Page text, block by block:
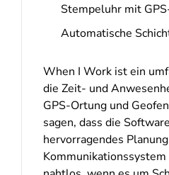
Stempeluhr mit
Automatische
When I Work ist ein
die Zeit- und
GPS-Ortung und
sagen, dass die
hervorragendes